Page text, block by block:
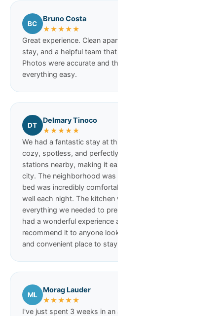
BC
Bruno Costa
★★★★★
Great experience. Clean apartment, comfortable
stay, and a helpful team that answered quickly.
Photos were accurate and the location made
everything easy.
DT
Delmary Tinoco
★★★★★
We had a fantastic stay at this apartment! It was
cozy, spotless, and perfectly located with two metro
stations nearby, making it easy to get around the
city. The neighborhood was wonderfully quiet. The
bed was incredibly comfortable, and we slept very
well each night. The kitchen was well-equipped, with
everything we needed to prepare meals. Overall, we
had a wonderful experience and would definitely
recommend it to anyone looking for a comfortable
and convenient place to stay!
ML
Morag Lauder
★★★★★
I've just spent 3 weeks in an airbnb apartment